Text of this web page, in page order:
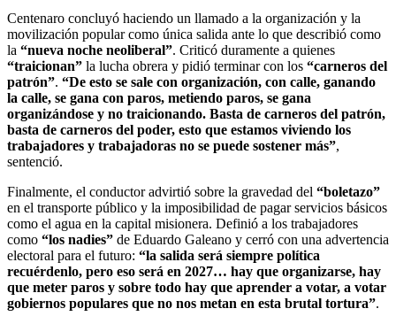
Centenaro concluyó haciendo un llamado a la organización y la
movilización popular como única salida ante lo que describió como
la “nueva noche neoliberal”. Criticó duramente a quienes
“traicionan” la lucha obrera y pidió terminar con los “carneros del
patrón”. “De esto se sale con organización, con calle, ganando
la calle, se gana con paros, metiendo paros, se gana
organizándose y no traicionando. Basta de carneros del patrón,
basta de carneros del poder, esto que estamos viviendo los
trabajadores y trabajadoras no se puede sostener más”,
sentenció.
Finalmente, el conductor advirtió sobre la gravedad del “boletazo”
en el transporte público y la imposibilidad de pagar servicios básicos
como el agua en la capital misionera. Definió a los trabajadores
como “los nadies” de Eduardo Galeano y cerró con una advertencia
electoral para el futuro: “la salida será siempre política
recuérdenlo, pero eso será en 2027… hay que organizarse, hay
que meter paros y sobre todo hay que aprender a votar, a votar
gobiernos populares que no nos metan en esta brutal tortura”.